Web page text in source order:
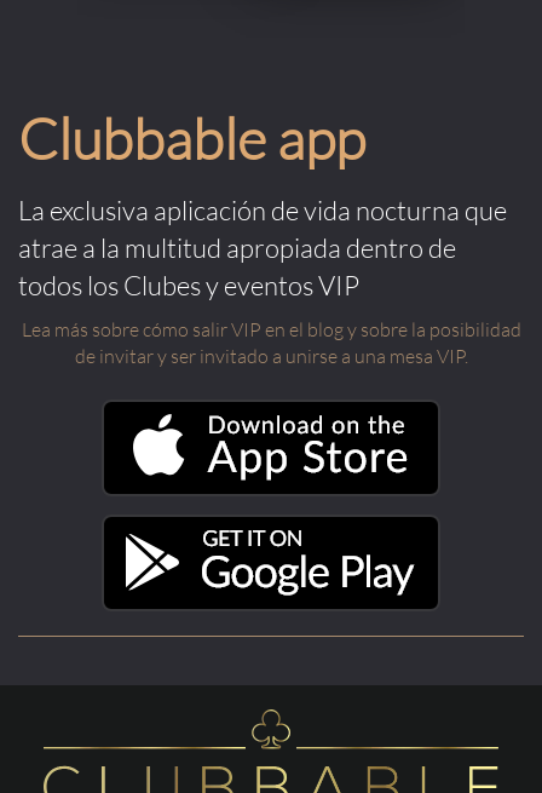
Clubbable app
La exclusiva aplicación de vida nocturna que
atrae a la multitud apropiada dentro de
todos los Clubes y eventos VIP
Lea más sobre cómo salir VIP en el blog y sobre la posibilidad
de invitar y ser invitado a unirse a una mesa VIP.